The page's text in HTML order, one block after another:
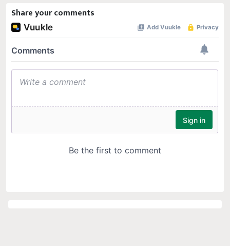
Share your comments